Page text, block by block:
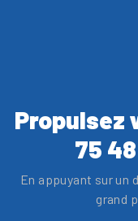
Propulsez
75
En appuyant sur un
grand